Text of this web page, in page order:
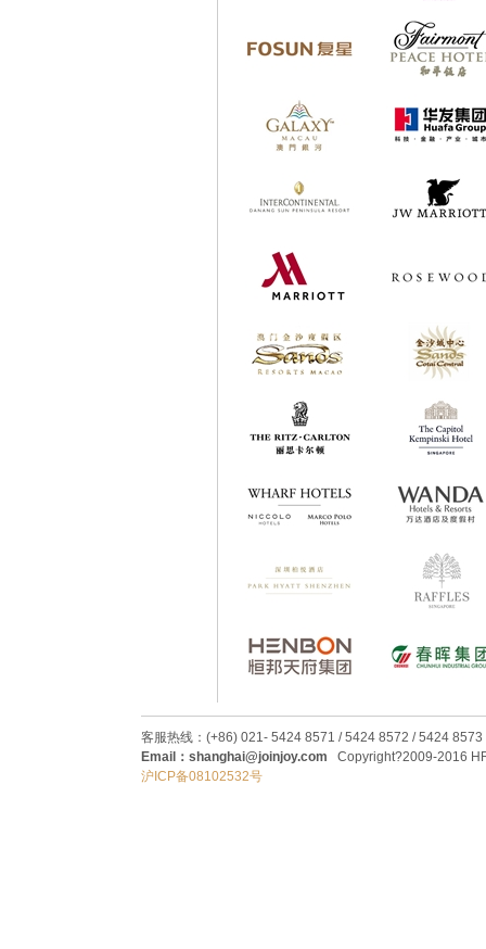
客服热线：(+86) 021- 5424 8571 / 5424 8572 / 5424 8573
Email：shanghai@joinjoy.com Copyright?2009-2016
沪ICP备08102532号